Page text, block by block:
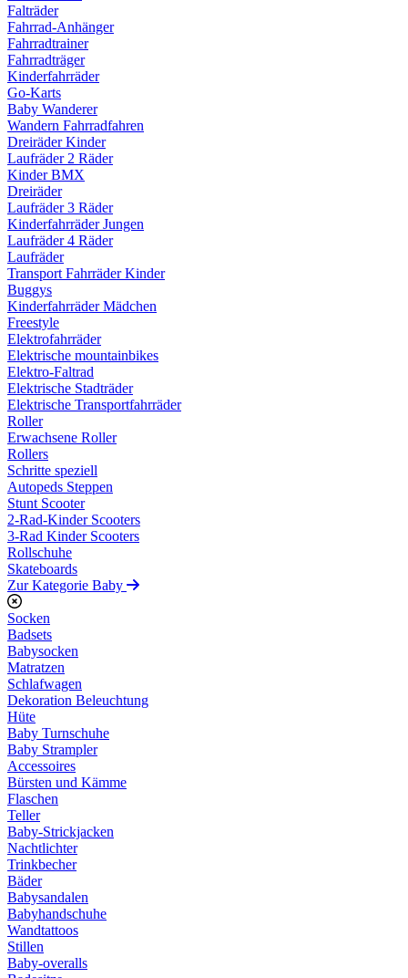
Falträder
Fahrrad-Anhänger
Fahrradtrainer
Fahrradträger
Kinderfahrräder
Go-Karts
Baby Wanderer
Wandern Fahrradfahren
Dreiräder Kinder
Laufräder 2 Räder
Kinder BMX
Dreiräder
Laufräder 3 Räder
Kinderfahrräder Jungen
Laufräder 4 Räder
Laufräder
Transport Fahrräder Kinder
Buggys
Kinderfahrräder Mädchen
Freestyle
Elektrofahrräder
Elektrische mountainbikes
Elektro-Faltrad
Elektrische Stadträder
Elektrische Transportfahrräder
Roller
Erwachsene Roller
Rollers
Schritte speziell
Autopeds Steppen
Stunt Scooter
2-Rad-Kinder Scooters
3-Rad Kinder Scooters
Rollschuhe
Skateboards
Zur Kategorie Baby
Socken
Badsets
Babysocken
Matratzen
Schlafwagen
Dekoration Beleuchtung
Hüte
Baby Turnschuhe
Baby Strampler
Accessoires
Bürsten und Kämme
Flaschen
Teller
Baby-Strickjacken
Nachtlichter
Trinkbecher
Bäder
Babysandalen
Babyhandschuhe
Wandtattoos
Stillen
Baby-overalls